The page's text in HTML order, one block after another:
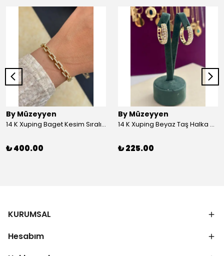
By Müzeyyen
14 K Xuping Baget Kesim Sıralı Bileklik
₺ 400.00
By Müzeyyen
14 K Xuping Beyaz Taş Halka Küpe
₺ 225.00
KURUMSAL
Hesabım